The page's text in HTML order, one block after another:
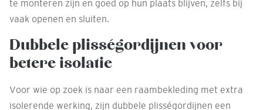
te monteren zijn en goed op hun plaats blijven, zelfs bij
vaak openen en sluiten.
Dubbele plisségordijnen voor
betere isolatie
Voor wie op zoek is naar een raambekleding met extra
isolerende werking, zijn dubbele plisségordijnen een